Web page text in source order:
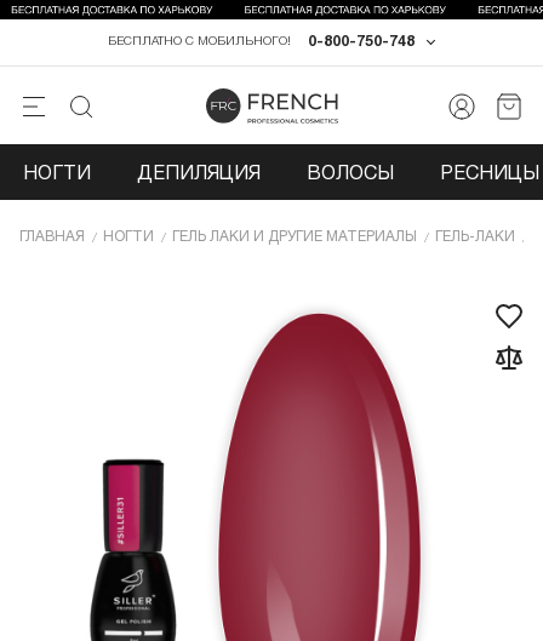
0-800-750-748
БЕСПЛАТНО С МОБИЛЬНОГО!
НОГТИ ДЕПИЛЯЦИЯ ВОЛОСЫ РЕСНИЦЫ
ГЛАВНАЯ НОГТИ ГЕЛЬ ЛАКИ И ДРУГИЕ МАТЕРИАЛЫ ГЕЛЬ-ЛАКИ